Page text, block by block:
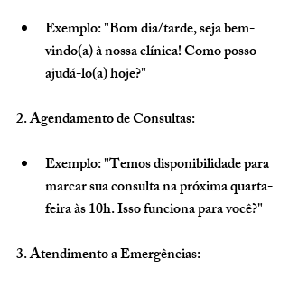
Exemplo: "Bom dia/tarde, seja bem-
vindo(a) à nossa clínica! Como posso
ajudá-lo(a) hoje?"
2. Agendamento de Consultas:
Exemplo: "Temos disponibilidade para
marcar sua consulta na próxima quarta-
feira às 10h. Isso funciona para você?"
3. Atendimento a Emergências: